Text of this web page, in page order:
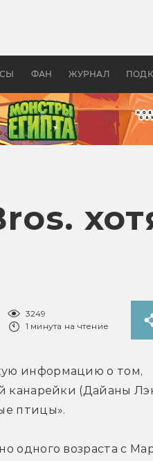
ФАН ЖУРНАЛ
Древней Грецией
3249
1 минута на чтение
канарейки (Дайаны
птицы».
одного возраста с